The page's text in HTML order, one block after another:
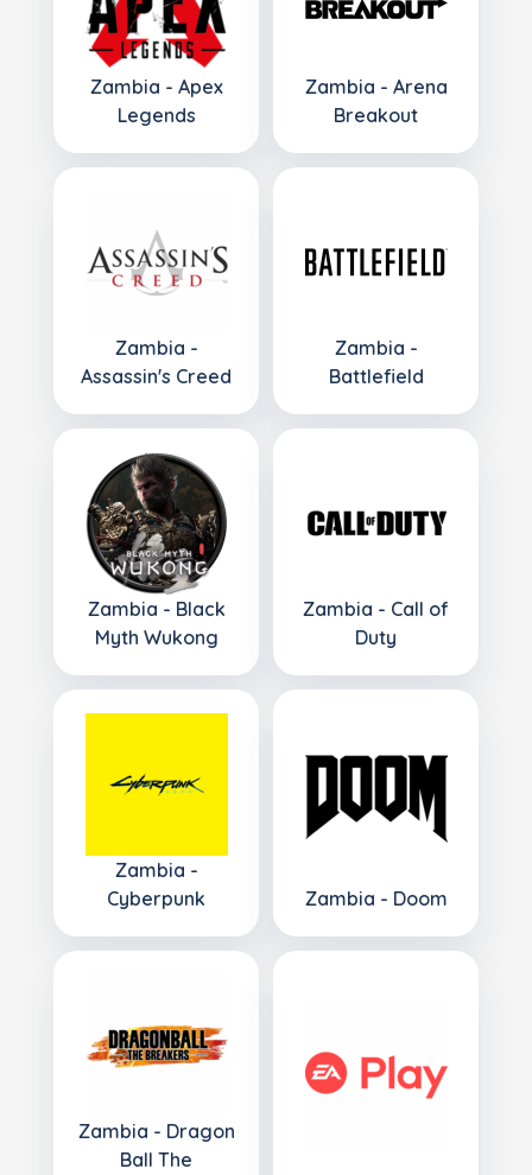
Zambia - Apex
Legends
Zambia - Arena
Breakout
Zambia -
Assassin's Creed
Zambia -
Battlefield
Zambia - Black
Myth Wukong
Zambia - Call of
Duty
Zambia -
Cyberpunk
Zambia - Doom
Zambia - Dragon
Ball The